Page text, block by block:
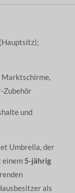
Marktschirme,
Zubehör
und
Umbrella, der
einem 5-jährig
als